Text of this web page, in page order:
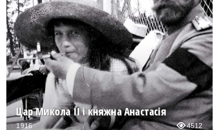
Цар Микола II і княжна Анастасія
1916 4512